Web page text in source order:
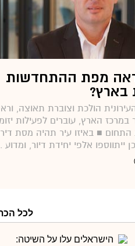
מפת ההתחדשות
בארץ?
הולכת וצוברת תאוצה,
במרכז הארץ, עוברים לפעילות
■ באיזו עיר תהיה מסת
ייתווספו אלפי יחידת דיור, ומדוע
לכל